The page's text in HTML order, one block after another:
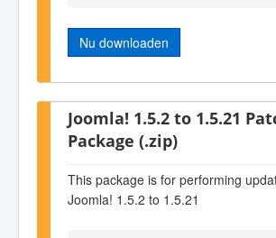
Nu downloaden
Joomla! 1.5.2 to 1.5.21
Package (.zip)
This package is for performing
Joomla! 1.5.2 to 1.5.21